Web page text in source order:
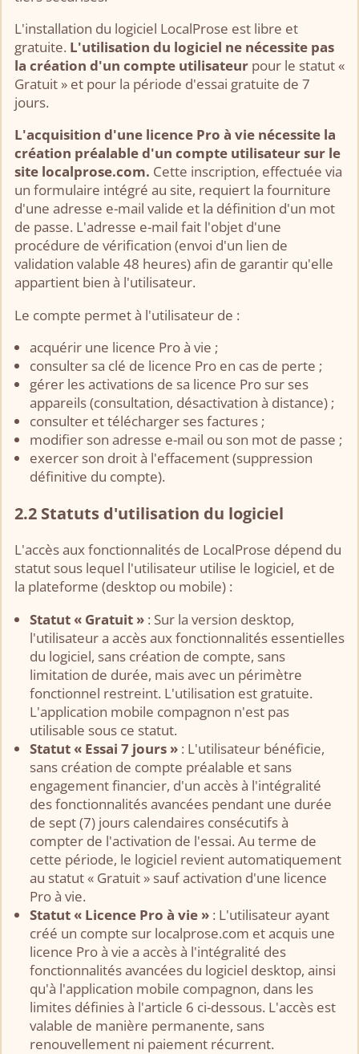
L'installation du logiciel LocalProse est libre et
gratuite. L'utilisation du logiciel ne nécessite pas
la création d'un compte utilisateur pour le statut «
Gratuit » et pour la période d'essai gratuite de 7
jours.
L'acquisition d'une licence Pro à vie nécessite la
création préalable d'un compte utilisateur sur le
site localprose.com. Cette inscription, effectuée via
un formulaire intégré au site, requiert la fourniture
d'une adresse e-mail valide et la définition d'un mot
de passe. L'adresse e-mail fait l'objet d'une
procédure de vérification (envoi d'un lien de
validation valable 48 heures) afin de garantir qu'elle
appartient bien à l'utilisateur.
Le compte permet à l'utilisateur de :
acquérir une licence Pro à vie ;
consulter sa clé de licence Pro en cas de perte ;
gérer les activations de sa licence Pro sur ses
appareils (consultation, désactivation à distance) ;
consulter et télécharger ses factures ;
modifier son adresse e-mail ou son mot de passe ;
exercer son droit à l'effacement (suppression
définitive du compte).
2.2 Statuts d'utilisation du logiciel
L'accès aux fonctionnalités de LocalProse dépend du
statut sous lequel l'utilisateur utilise le logiciel, et de
la plateforme (desktop ou mobile) :
Statut « Gratuit » : Sur la version desktop,
l'utilisateur a accès aux fonctionnalités essentielles
du logiciel, sans création de compte, sans
limitation de durée, mais avec un périmètre
fonctionnel restreint. L'utilisation est gratuite.
L'application mobile compagnon n'est pas
utilisable sous ce statut.
Statut « Essai 7 jours » : L'utilisateur bénéficie,
sans création de compte préalable et sans
engagement financier, d'un accès à l'intégralité
des fonctionnalités avancées pendant une durée
de sept (7) jours calendaires consécutifs à
compter de l'activation de l'essai. Au terme de
cette période, le logiciel revient automatiquement
au statut « Gratuit » sauf activation d'une licence
Pro à vie.
Statut « Licence Pro à vie » : L'utilisateur ayant
créé un compte sur localprose.com et acquis une
licence Pro à vie a accès à l'intégralité des
fonctionnalités avancées du logiciel desktop, ainsi
qu'à l'application mobile compagnon, dans les
limites définies à l'article 6 ci-dessous. L'accès est
valable de manière permanente, sans
renouvellement ni paiement récurrent.